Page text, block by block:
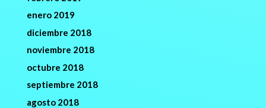
enero 2019
diciembre 2018
noviembre 2018
octubre 2018
septiembre 2018
agosto 2018